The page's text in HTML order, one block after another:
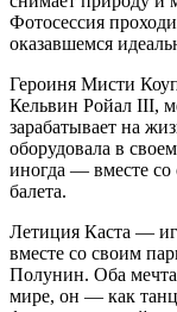
Фотосессия
оказавшемся
Героиня Мисти
Кельвин Ройал III,
зарабатывает на
оборудовала в
иногда — вместе со
балета.
Летиция Каста —
вместе со своим
Полунин. Оба
мире, он — как